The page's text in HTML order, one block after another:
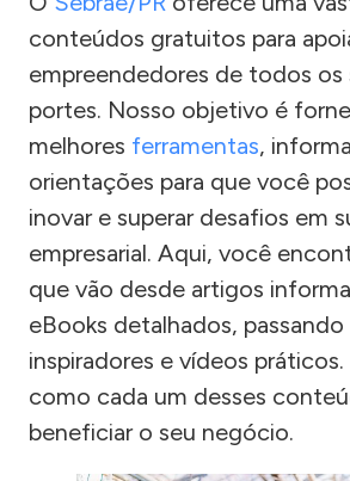
conteúdos gratuitos para
empreendedores de todos os
portes. Nosso objetivo é
melhores ferramentas,
orientações para que você
inovar e superar desafios em
empresarial. Aqui, você
que vão desde artigos
eBooks detalhados,
inspiradores e vídeos práticos.
como cada um desses
beneficiar o seu negócio.